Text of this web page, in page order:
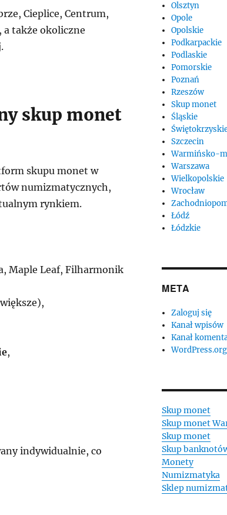
Cieplice, Centrum,
a także okoliczne
skup monet
skupu monet w
numizmatycznych,
rynkiem.
Maple Leaf, Filharmonik
,
indywidualnie, co
Olsztyn
Opole
Opolskie
Podkarpackie
Podlaskie
Pomorskie
Poznań
Rzeszów
Skup monet
Śląskie
Szczecin
Warmińsko-
Warszawa
Wielkopolskie
Wrocław
Łódź
Łódzkie
META
Zaloguj się
Kanał wpisów
Kanał
WordPress.org
Skup monet
Skup monet
Skup monet
Skup
Monety
Numizmatyka
Sklep